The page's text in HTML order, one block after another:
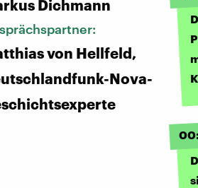
Dichmann
von Hellfeld,
Nova-
00